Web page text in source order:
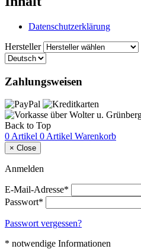
Datenschutzerklärung
Hersteller
Zahlungsweisen
Back to Top
0 Artikel 0 Artikel Warenkorb
× Close
Anmelden
E-Mail-Adresse*
Passwort*
Passwort vergessen?
* notwendige Informationen